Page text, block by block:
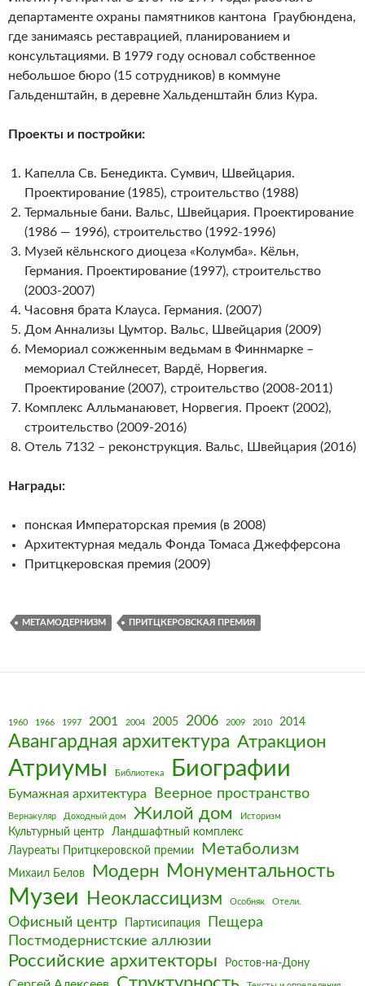
департаменте охраны памятников кантона Граубюндена,
где занимаясь реставрацией, планированием и
консультациями. В 1979 году основал собственное
небольшое бюро (15 сотрудников) в коммуне
Гальденштайн, в деревне Хальденштайн близ Кура.
Проекты и постройки:
Капелла Св. Бенедикта. Сумвич, Швейцария.
Проектирование (1985), строительство (1988)
Термальные бани. Вальс, Швейцария. Проектирование
(1986 — 1996), строительство (1992-1996)
Музей кёльнского диоцеза «Колумба». Кёльн,
Германия. Проектирование (1997), строительство
(2003-2007)
Часовня брата Клауса. Германия. (2007)
Дом Аннализы Цумтор. Вальс, Швейцария (2009)
Мемориал сожженным ведьмам в Финнмарке –
мемориал Стейлнесет, Вардё, Норвегия.
Проектирование (2007), строительство (2008-2011)
Комплекс Алльманаювет, Норвегия. Проект (2002),
строительство (2009-2016)
Отель 7132 – реконструкция. Вальс, Швейцария (2016)
Награды:
понская Императорская премия (в 2008)
Архитектурная медаль Фонда Томаса Джефферсона
Притцкеровская премия (2009)
МЕТАМОДЕРНИЗМ ПРИТЦКЕРОВСКАЯ ПРЕМИЯ
1960 1966 1997 2001 2004 2005 2006 2009 2010 2014
Авангардная архитектура Атракцион
Атриумы Библиотека Биографии
Бумажная архитектура Веерное пространство
Вернакуляр Доходный дом Жилой дом Историзм
Культурный центр
Ландшафтный комплекс
Лауреаты Притцкеровской премии
Метаболизм
Михаил Белов Модерн Монументальность
Музеи Неоклассицизм Особняк Отели.
Офисный центр Партисипация
Пещера
Постмодернистские аллюзии
Российские архитекторы Ростов-на-Дону